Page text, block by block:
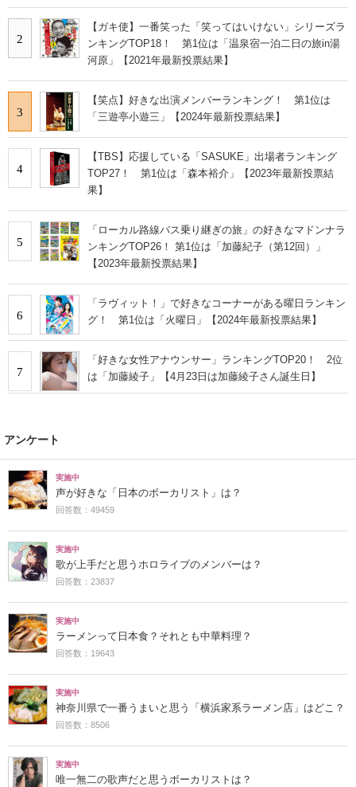
2
【ガキ使】一番笑った「笑ってはいけない」シリーズラ
ンキングTOP18！ 第1位は「温泉宿一泊二日の旅in湯
河原」【2021年最新投票結果】
3
【笑点】好きな出演メンバーランキング！ 第1位は
「三遊亭小遊三」【2024年最新投票結果】
4
【TBS】応援している「SASUKE」出場者ランキング
TOP27！ 第1位は「森本裕介」【2023年最新投票結
果】
5
「ローカル路線バス乗り継ぎの旅」の好きなマドンナラ
ンキングTOP26！ 第1位は「加藤紀子（第12回）」
【2023年最新投票結果】
6
「ラヴィット！」で好きなコーナーがある曜日ランキン
グ！ 第1位は「火曜日」【2024年最新投票結果】
7
「好きな女性アナウンサー」ランキングTOP20！ 2位
は「加藤綾子」【4月23日は加藤綾子さん誕生日】
アンケート
実施中
声が好きな「日本のボーカリスト」は？
回答数：49459
実施中
歌が上手だと思うホロライブのメンバーは？
回答数：23837
実施中
ラーメンって日本食？それとも中華料理？
回答数：19643
実施中
神奈川県で一番うまいと思う「横浜家系ラーメン店」はどこ？
回答数：8506
実施中
唯一無二の歌声だと思うボーカリストは？